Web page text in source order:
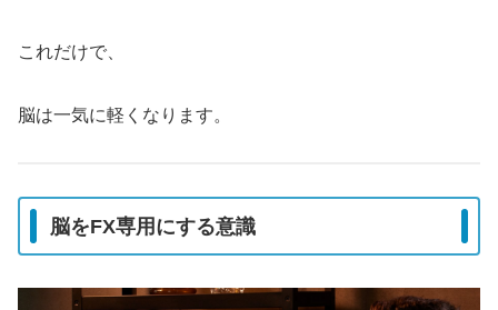
これだけで、
脳は一気に軽くなります。
脳をFX専用にする意識